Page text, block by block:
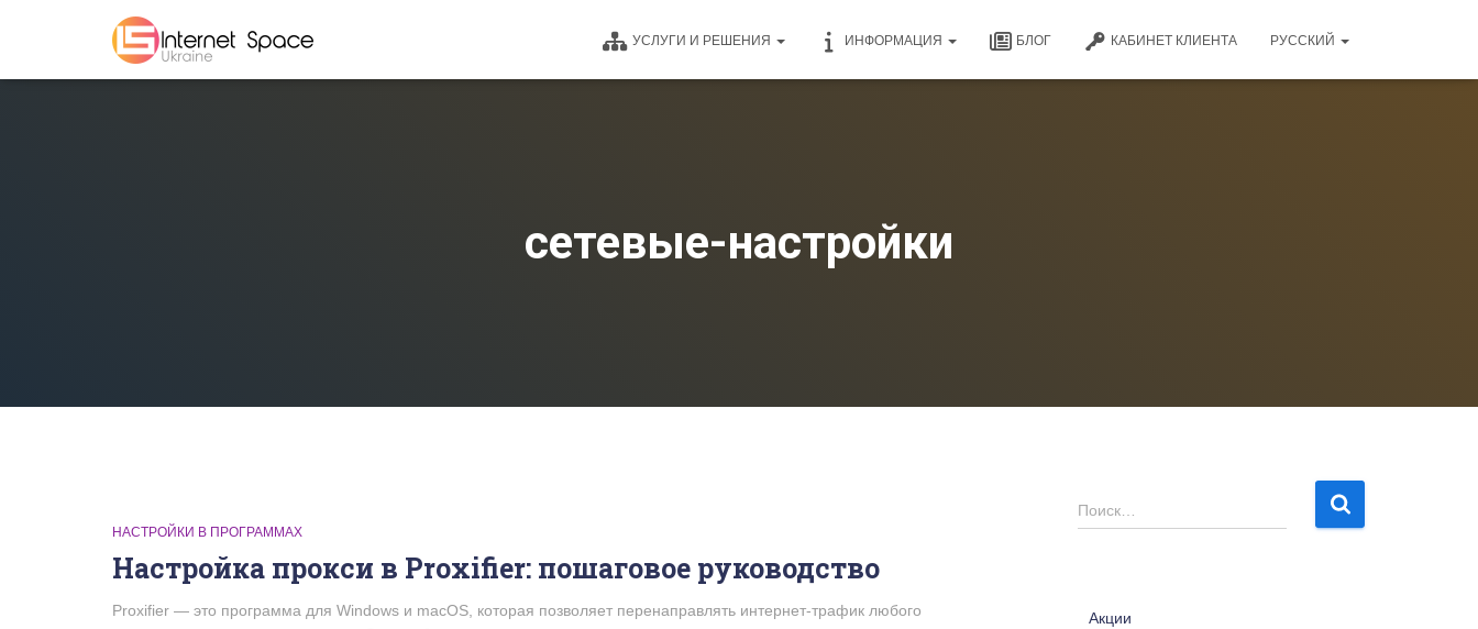
УСЛУГИ И РЕШЕНИЯ ИНФОРМАЦИЯ БЛОГ КАБИНЕТ КЛИЕНТА РУССКИЙ
сетевые-настройки
НАСТРОЙКИ В ПРОГРАММАХ
Настройка прокси в Proxifier: пошаговое руководство
Proxifier — это программа для Windows и macOS, которая позволяет перенаправлять интернет-трафик любого
Н
а
Поиск…
Акции